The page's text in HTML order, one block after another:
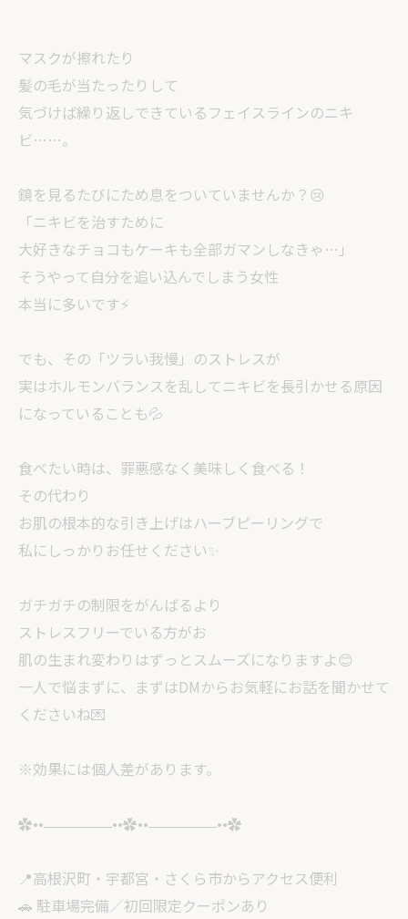
マスクが擦れたり
髪の毛が当たったりして
気づけば繰り返しできているフェイスラインのニキ
ビ……。
鏡を見るたびにため息をついていませんか？😢
「ニキビを治すために
大好きなチョコもケーキも全部ガマンしなきゃ…」
そうやって自分を追い込んでしまう女性
本当に多いです⚡️
でも、その「ツラい我慢」のストレスが
実はホルモンバランスを乱してニキビを長引かせる原因
になっていることも💦
食べたい時は、罪悪感なく美味しく食べる！
その代わり
お肌の根本的な引き上げはハーブピーリングで
私にしっかりお任せください✨
ガチガチの制限をがんばるより
ストレスフリーでいる方がお
肌の生まれ変わりはずっとスムーズになりますよ😊
一人で悩まずに、まずはDMからお気軽にお話を聞かせて
くださいね💌
※効果には個人差があります。
✿••˗˗˗˗˗˗˗˗˗˗˗˗˗˗˗••✿••˗˗˗˗˗˗˗˗˗˗˗˗˗˗˗••✿
📍高根沢町・宇都宮・さくら市からアクセス便利
🚗 駐車場完備／初回限定クーポンあり